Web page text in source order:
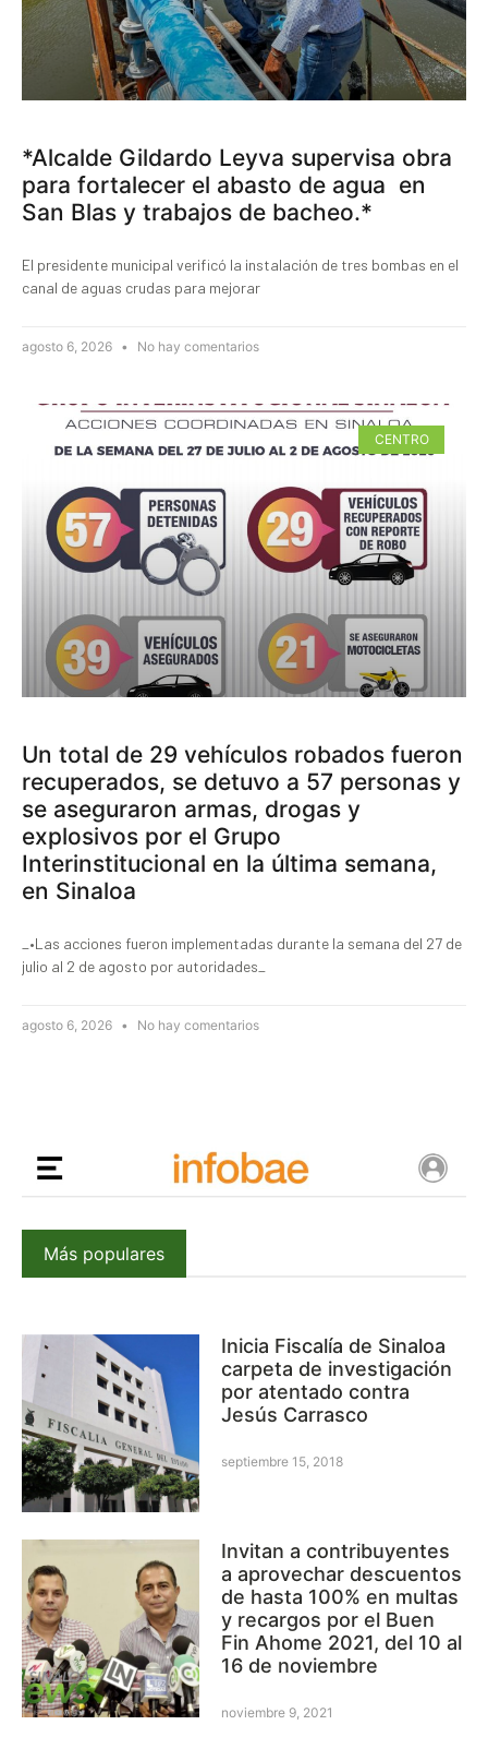
*Alcalde Gildardo Leyva supervisa obra
para fortalecer el abasto de agua en
San Blas y trabajos de bacheo.*
El presidente municipal verificó la instalación de tres bombas en el
canal de aguas crudas para mejorar
agosto 6, 2026 No hay comentarios
CENTRO
Un total de 29 vehículos robados fueron
recuperados, se detuvo a 57 personas y
se aseguraron armas, drogas y
explosivos por el Grupo
Interinstitucional en la última semana,
en Sinaloa
_•Las acciones fueron implementadas durante la semana del 27 de
julio al 2 de agosto por autoridades_
agosto 6, 2026 No hay comentarios
Más populares
Inicia Fiscalía de Sinaloa
carpeta de investigación
por atentado contra
Jesús Carrasco
septiembre 15, 2018
Invitan a contribuyentes
a aprovechar descuentos
de hasta 100% en multas
y recargos por el Buen
Fin Ahome 2021, del 10 al
16 de noviembre
noviembre 9, 2021